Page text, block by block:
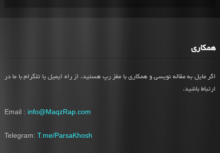
همکاری
اگر مایل به مقاله نویسی و همکاری با مغز رپ هستید، از راه ایمیل یا تلگرام با ما در
ارتباط باشید.
Email : info@MaqzRap.com
Telegram: T.me/ParsaKhosh